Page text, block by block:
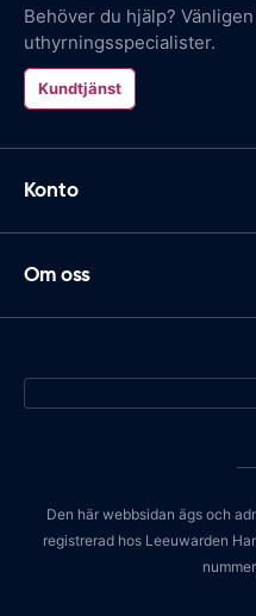
Behöver du hjälp?
uthyrningsspecialister.
Kundtjänst
Konto
Om oss
Den här webbsidan ägs och
registrerad hos Leeuwarden